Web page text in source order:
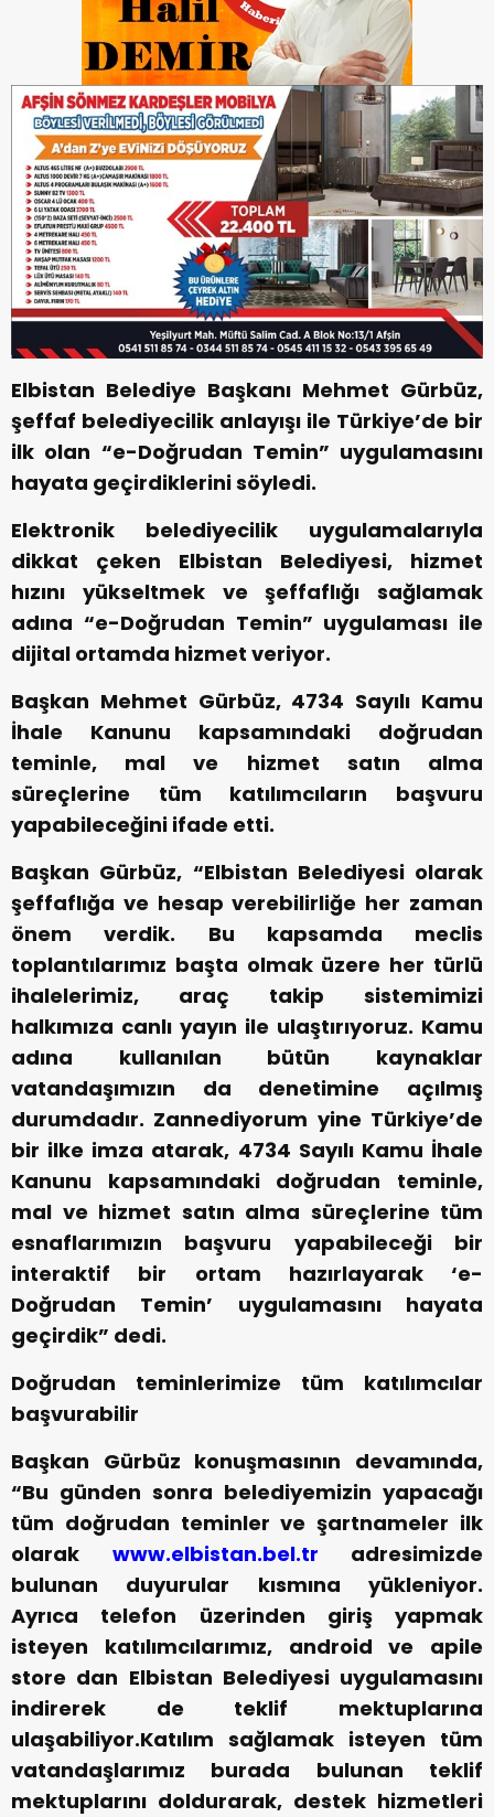
Elbistan Belediye Başkanı Mehmet Gürbüz,
şeffaf belediyecilik anlayışı ile Türkiye’de bir
ilk olan “e-Doğrudan Temin” uygulamasını
hayata geçirdiklerini söyledi.
Elektronik belediyecilik uygulamalarıyla
dikkat çeken Elbistan Belediyesi, hizmet
hızını yükseltmek ve şeffaflığı sağlamak
adına “e-Doğrudan Temin” uygulaması ile
dijital ortamda hizmet veriyor.
Başkan Mehmet Gürbüz, 4734 Sayılı Kamu
İhale Kanunu kapsamındaki doğrudan
teminle, mal ve hizmet satın alma
süreçlerine tüm katılımcıların başvuru
yapabileceğini ifade etti.
Başkan Gürbüz, “Elbistan Belediyesi olarak
şeffaflığa ve hesap verebilirliğe her zaman
önem verdik. Bu kapsamda meclis
toplantılarımız başta olmak üzere her türlü
ihalelerimiz, araç takip sistemimizi
halkımıza canlı yayın ile ulaştırıyoruz. Kamu
adına kullanılan bütün kaynaklar
vatandaşımızın da denetimine açılmış
durumdadır. Zannediyorum yine Türkiye’de
bir ilke imza atarak, 4734 Sayılı Kamu İhale
Kanunu kapsamındaki doğrudan teminle,
mal ve hizmet satın alma süreçlerine tüm
esnaflarımızın başvuru yapabileceği bir
interaktif bir ortam hazırlayarak ‘e-
Doğrudan Temin’ uygulamasını hayata
geçirdik” dedi.
Doğrudan teminlerimize tüm katılımcılar
başvurabilir
Başkan Gürbüz konuşmasının devamında,
“Bu günden sonra belediyemizin yapacağı
tüm doğrudan teminler ve şartnameler ilk
olarak www.elbistan.bel.tr adresimizde
bulunan duyurular kısmına yükleniyor.
Ayrıca telefon üzerinden giriş yapmak
isteyen katılımcılarımız, android ve apile
store dan Elbistan Belediyesi uygulamasını
indirerek de teklif mektuplarına
ulaşabiliyor.Katılım sağlamak isteyen tüm
vatandaşlarımız burada bulunan teklif
mektuplarını doldurarak, destek hizmetleri